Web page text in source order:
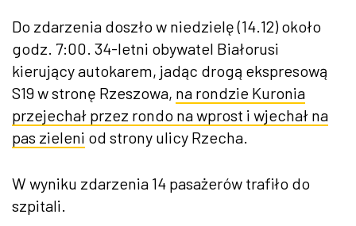
Do zdarzenia doszło w niedzielę (14.12) około
godz. 7:00. 34-letni obywatel Białorusi
kierujący autokarem, jadąc drogą ekspresową
S19 w stronę Rzeszowa, na rondzie Kuronia
przejechał przez rondo na wprost i wjechał na
pas zieleni od strony ulicy Rzecha.
W wyniku zdarzenia 14 pasażerów trafiło do
szpitali.